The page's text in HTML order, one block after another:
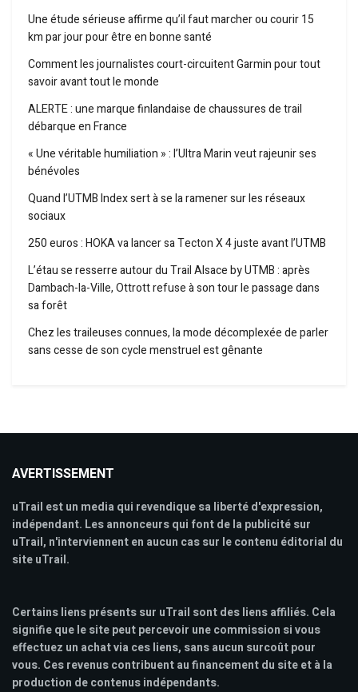
Une étude sérieuse affirme qu’il faut marcher ou courir 15
km par jour pour être en bonne santé
Comment les journalistes court-circuitent Garmin pour tout
savoir avant tout le monde
ALERTE : une marque finlandaise de chaussures de trail
débarque en France
« Une véritable humiliation » : l’Ultra Marin veut rajeunir ses
bénévoles
Quand l’UTMB Index sert à se la ramener sur les réseaux
sociaux
250 euros : HOKA va lancer sa Tecton X 4 juste avant l’UTMB
L’étau se resserre autour du Trail Alsace by UTMB : après
Dambach-la-Ville, Ottrott refuse à son tour le passage dans
sa forêt
Chez les traileuses connues, la mode décomplexée de parler
sans cesse de son cycle menstruel est gênante
AVERTISSEMENT
uTrail est un media qui revendique sa liberté d'expression,
indépendant. Les annonceurs qui font de la publicité sur
uTrail, n'interviennent en aucun cas sur le contenu éditorial du
site uTrail.
Certains liens présents sur uTrail sont des liens affiliés. Cela
signifie que le site peut percevoir une commission si vous
effectuez un achat via ces liens, sans aucun surcoût pour
vous. Ces revenus contribuent au financement du site et à la
production de contenus indépendants.